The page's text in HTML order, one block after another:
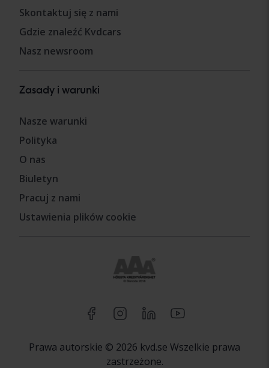
Skontaktuj się z nami
Gdzie znaleźć Kvdcars
Nasz newsroom
Zasady i warunki
Nasze warunki
Polityka
O nas
Biuletyn
Pracuj z nami
Ustawienia plików cookie
Prawa autorskie © 2026 kvd.se Wszelkie prawa
zastrzeżone.